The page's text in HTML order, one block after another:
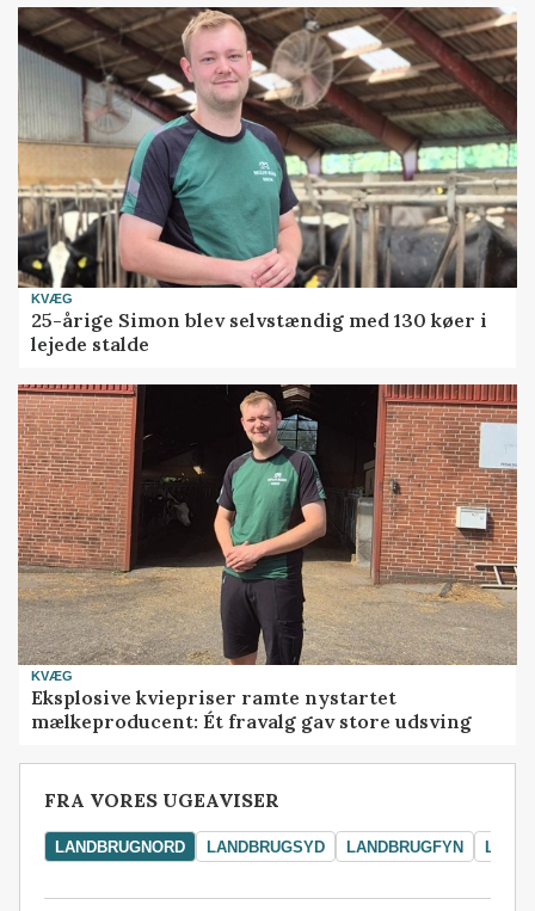
KVÆG
25-årige Simon blev selvstændig med 130 køer i
lejede stalde
KVÆG
Eksplosive kviepriser ramte nystartet
mælkeproducent: Ét fravalg gav store udsving
FRA VORES UGEAVISER
LANDBRUGNORD LANDBRUGSYD LANDBRUGFYN